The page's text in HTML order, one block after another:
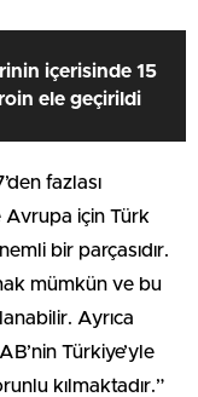
içerisinde 15
ele geçirildi
fazlası
Avrupa için Türk
bir parçasıdır.
mümkün ve bu
Ayrıca
Türkiye’yle
kılmaktadır.”